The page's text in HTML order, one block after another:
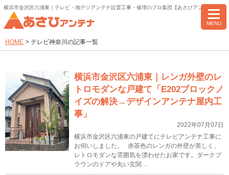
横浜市金沢区六浦東｜テレビ・地デジアンテナ設置工事・修理のプロ集団【あさひアンテナ】
MENU
HOME > テレビ神奈川の記事一覧
横浜市金沢区六浦東｜レンガ外壁のレ
トロモダンな戸建て「E202ブロックノ
イズの解決→デザインアンテナ屋内工
事」
2022年07月07日
横浜市金沢区六浦東の戸建てにテレビアンテナ工事に
お伺いしました。 赤茶色のレンガの外壁が美しく、
レトロモダンな雰囲気を漂わせたお家です。ダークブ
ラウンのドアや丸い玄関…